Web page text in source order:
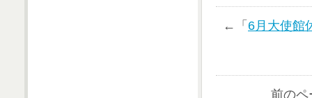
←「 6月大使館
前のペ